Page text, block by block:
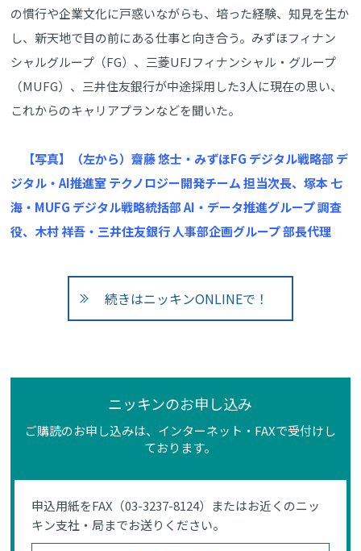
の慣行や企業文化に戸惑いながらも、培った経験、知見を生か
し、新天地で目の前にある仕事と向き合う。みずほフィナン
シャルグループ（FG）、三菱UFJフィナンシャル・グループ
（MUFG）、三井住友銀行が中途採用した3人に現在の思い、
これからのキャリアプランなどを聞いた。
【写真】（左から）齋藤 悠士・みずほFG デジタル戦略部 デ
ジタル・AI推進室 テクノロジー開発チーム 担当次長、塚本 七
海・MUFG デジタル戦略統括部 AI・データ推進グループ 調査
役、木村 祥吾・三井住友銀行 人事部企画グループ 部長代理
続きはニッキンONLINEで！
ニッキンのお申し込み
ご購読のお申し込みは、インターネット・FAXで受付けし
ております。
申込用紙をFAX（03-3237-8124）またはお近くのニッ
キン支社・局までお送りください。